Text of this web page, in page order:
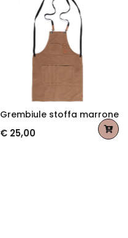
Grembiule stoffa marrone
€ 25,00